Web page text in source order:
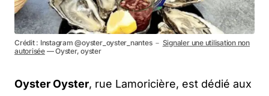
Crédit : Instagram @oyster_oyster_nantes － Signaler une utilisation non
autorisée— Oyster, oyster
Oyster Oyster, rue Lamoricière, est dédié aux